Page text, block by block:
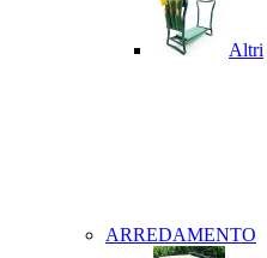
Altri
ARREDAMENTO